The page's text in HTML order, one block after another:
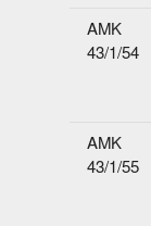
AMK
43/1/54
AMK
43/1/55